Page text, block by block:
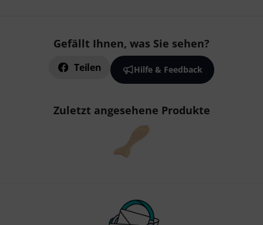
Gefällt Ihnen, was Sie sehen?
Teilen Hilfe & Feedback
Zuletzt angesehene Produkte